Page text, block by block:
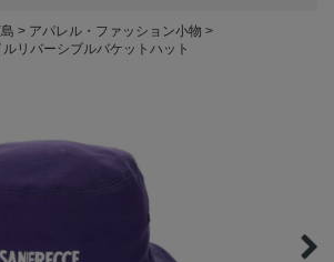
アパレル・ファッション小物
ルリバーシブルバケットハット